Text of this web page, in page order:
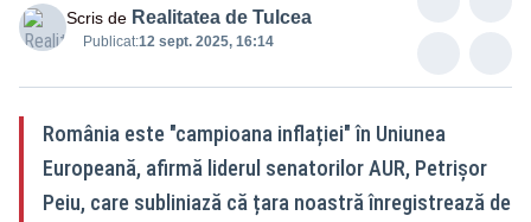
Scris de Realitatea de Tulcea
Publicat:12 sept. 2025, 16:14
România este "campioana inflației" în Uniunea
Europeană, afirmă liderul senatorilor AUR, Petrișor
Peiu, care subliniază că țara noastră înregistrează de